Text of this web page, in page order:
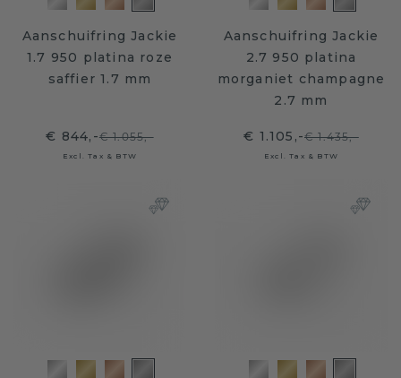
Aanschuifring Jackie
1.7 950 platina roze
saffier 1.7 mm
€ 844,-€ 1.055,-
Excl. Tax & BTW
Aanschuifring Jackie
2.7 950 platina
morganiet champagne
2.7 mm
€ 1.105,-€ 1.435,-
Excl. Tax & BTW